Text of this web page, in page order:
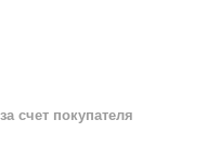
за счет покупателя